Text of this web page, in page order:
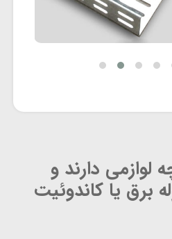
لوازمی دارند و
برق یا کاندوئیت